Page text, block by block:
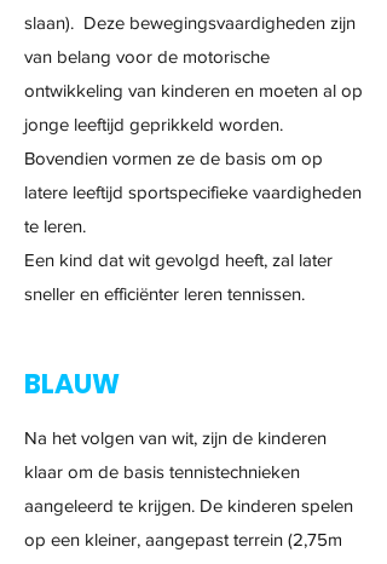
slaan). Deze bewegingsvaardigheden zijn
van belang voor de motorische
ontwikkeling van kinderen en moeten al op
jonge leeftijd geprikkeld worden.
Bovendien vormen ze de basis om op
latere leeftijd sportspecifieke vaardigheden
te leren.
Een kind dat wit gevolgd heeft, zal later
sneller en efficiënter leren tennissen.
BLAUW
Na het volgen van wit, zijn de kinderen
klaar om de basis tennistechnieken
aangeleerd te krijgen. De kinderen spelen
op een kleiner, aangepast terrein (2,75m